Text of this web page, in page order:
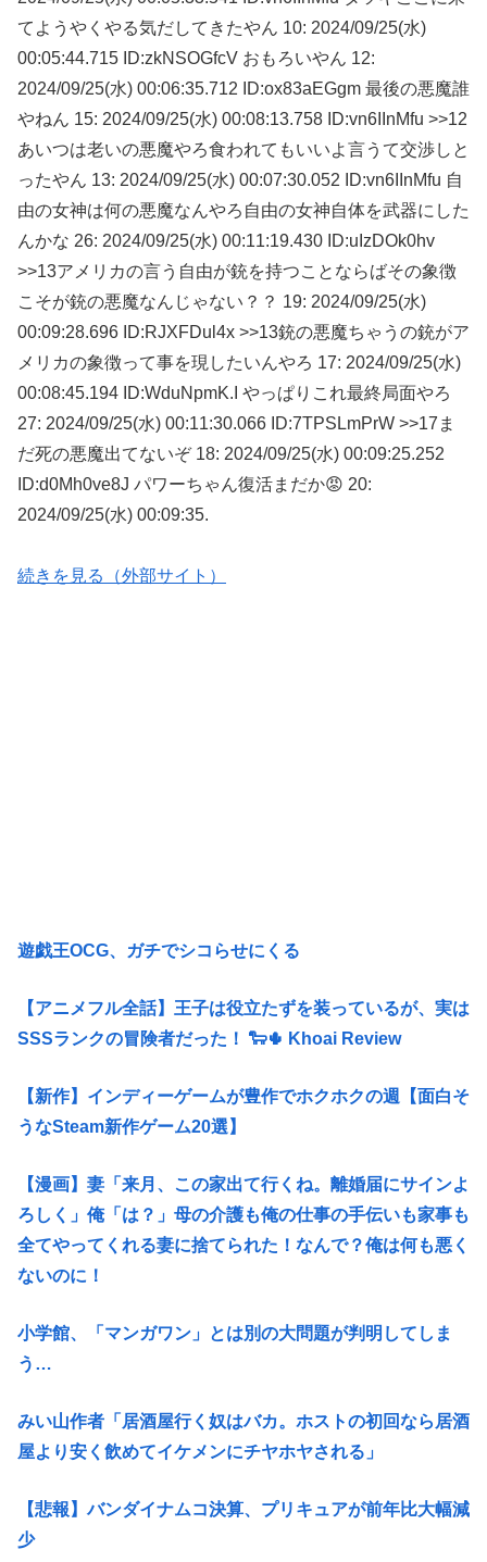
てようやくやる気だしてきたやん 10: 2024/09/25(水)
00:05:44.715 ID:zkNSOGfcV おもろいやん 12:
2024/09/25(水) 00:06:35.712 ID:ox83aEGgm 最後の悪魔誰
やねん 15: 2024/09/25(水) 00:08:13.758 ID:vn6IInMfu >>12
あいつは老いの悪魔やろ食われてもいいよ言うて交渉しと
ったやん 13: 2024/09/25(水) 00:07:30.052 ID:vn6IInMfu 自
由の女神は何の悪魔なんやろ自由の女神自体を武器にした
んかな 26: 2024/09/25(水) 00:11:19.430 ID:uIzDOk0hv
>>13アメリカの言う自由が銃を持つことならばその象徴
こそが銃の悪魔なんじゃない？？ 19: 2024/09/25(水)
00:09:28.696 ID:RJXFDul4x >>13銃の悪魔ちゃうの銃がア
メリカの象徴って事を現したいんやろ 17: 2024/09/25(水)
00:08:45.194 ID:WduNpmK.I やっぱりこれ最終局面やろ
27: 2024/09/25(水) 00:11:30.066 ID:7TPSLmPrW >>17ま
だ死の悪魔出てないぞ 18: 2024/09/25(水) 00:09:25.252
ID:d0Mh0ve8J パワーちゃん復活まだか😡 20:
2024/09/25(水) 00:09:35.
続きを見る（外部サイト）
遊戯王OCG、ガチでシコらせにくる
【アニメフル全話】王子は役立たずを装っているが、実は
SSSランクの冒険者だった！ 🐑🌵 Khoai Review
【新作】インディーゲームが豊作でホクホクの週【面白そ
うなSteam新作ゲーム20選】
【漫画】妻「来月、この家出て行くね。離婚届にサインよ
ろしく」俺「は？」母の介護も俺の仕事の手伝いも家事も
全てやってくれる妻に捨てられた！なんで？俺は何も悪く
ないのに！
小学館、「マンガワン」とは別の大問題が判明してしま
う…
みい山作者「居酒屋行く奴はバカ。ホストの初回なら居酒
屋より安く飲めてイケメンにチヤホヤされる」
【悲報】バンダイナムコ決算、プリキュアが前年比大幅減
少